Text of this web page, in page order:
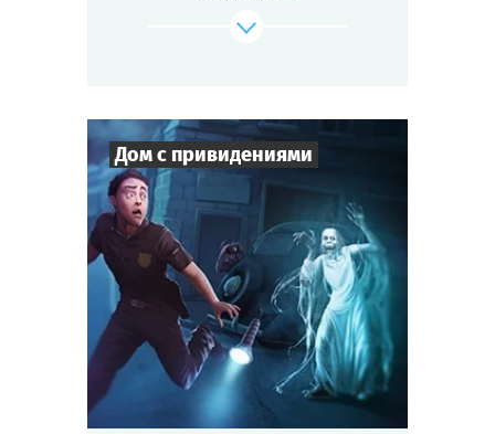
Cыграть
Дом с привидениями
Игроков 4-
Время игры 1-2
Тематика Детектив
Тип квеста Мини-квестория
Старый Дом на окраине — плохое место.
Рассказывают, что в нём водятся